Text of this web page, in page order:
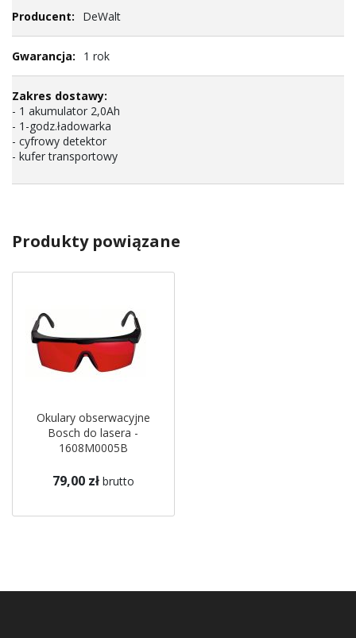
DeWalt
1 rok
- 1 akumulator 2,0Ah
- 1-godz.ładowarka
- cyfrowy detektor
- kufer transportowy
Produkty powiązane
Okulary obserwacyjne
Bosch do lasera -
1608M0005B
79,00 zł brutto